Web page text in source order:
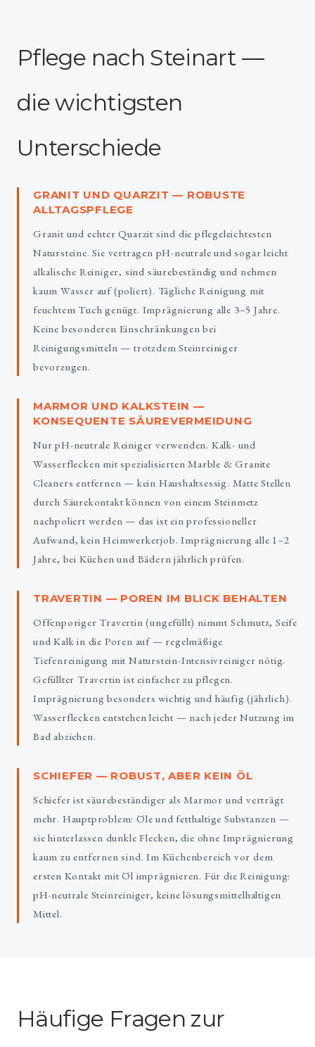
Pflege nach Steinart —
die wichtigsten
Unterschiede
GRANIT UND QUARZIT — ROBUSTE
ALLTAGSPFLEGE
Granit und echter Quarzit sind die pflegeleichtesten
Natursteine. Sie vertragen pH-neutrale und sogar leicht
alkalische Reiniger, sind säurebeständig und nehmen
kaum Wasser auf (poliert). Tägliche Reinigung mit
feuchtem Tuch genügt. Imprägnierung alle 3–5 Jahre.
Keine besonderen Einschränkungen bei
Reinigungsmitteln — trotzdem Steinreiniger
bevorzugen.
MARMOR UND KALKSTEIN —
KONSEQUENTE SÄUREVERMEIDUNG
Nur pH-neutrale Reiniger verwenden. Kalk- und
Wasserflecken mit spezialisierten Marble & Granite
Cleaners entfernen — kein Haushaltsessig. Matte Stellen
durch Säurekontakt können von einem Steinmetz
nachpoliert werden — das ist ein professioneller
Aufwand, kein Heimwerkerjob. Imprägnierung alle 1–2
Jahre, bei Küchen und Bädern jährlich prüfen.
TRAVERTIN — POREN IM BLICK BEHALTEN
Offenporiger Travertin (ungefüllt) nimmt Schmutz, Seife
und Kalk in die Poren auf — regelmäßige
Tiefenreinigung mit Naturstein-Intensivreiniger nötig.
Gefüllter Travertin ist einfacher zu pflegen.
Imprägnierung besonders wichtig und häufig (jährlich).
Wasserflecken entstehen leicht — nach jeder Nutzung im
Bad abziehen.
SCHIEFER — ROBUST, ABER KEIN ÖL
Schiefer ist säurebeständiger als Marmor und verträgt
mehr. Hauptproblem: Öle und fetthaltige Substanzen —
sie hinterlassen dunkle Flecken, die ohne Imprägnierung
kaum zu entfernen sind. Im Küchenbereich vor dem
ersten Kontakt mit Öl imprägnieren. Für die Reinigung:
pH-neutrale Steinreiniger, keine lösungsmittelhaltigen
Mittel.
Häufige Fragen zur